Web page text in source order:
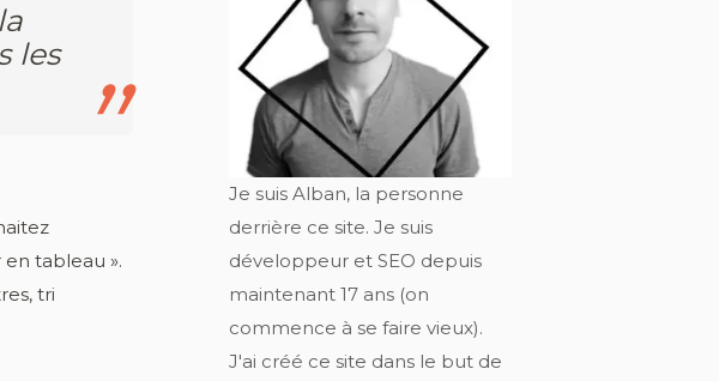
les
tableau ».
tri
Je suis Alban, la personne
derrière ce site. Je suis
développeur et SEO depuis
maintenant 17 ans (on
commence à se faire vieux).
J'ai créé ce site dans le but de